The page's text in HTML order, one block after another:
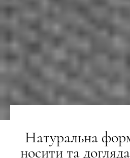
Натуральна
носити та